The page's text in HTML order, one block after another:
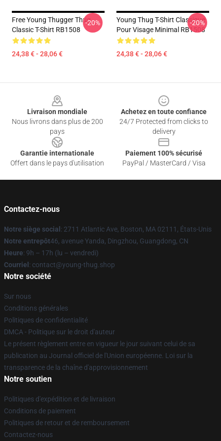
Free Young Thugger Thug
Classic T-Shirt RB1508
24,38 € - 28,06 €
-20%
Young Thug T-Shirt Classique
Pour Visage Minimal RB1508
24,38 € - 28,06 €
-20%
Livraison mondiale
Nous livrons dans plus de 200
pays
Achetez en toute confiance
24/7 Protected from clicks to
delivery
Garantie internationale
Offert dans le pays d'utilisation
Paiement 100% sécurisé
PayPal / MasterCard / Visa
Contactez-nous
Notre siège social : 2711 Atlantic Ave, Boston, MA 02111, États-Unis
Notre entrepôt46, avenue Yanda, Dingzhou, Guangdong, CN
Heure: 9h – 17h (lu – vendredi)
Courriel : contact@young-thug.shop
Notre société
Sur nous
Conditions générales
Politiques de confidentialité
DMCA - Politique sur le droit d'auteur
Le présent règlement entre en vigueur le jour suivant celui de sa
publication au Journal officiel de l'Union européenne. Loi sur la
transparence de la chaîne d'approvisionnement
Notre soutien
Politiques d'expédition et de livraison
Conditions de paiement
Politiques de retour et de remboursement
Contactez-nous